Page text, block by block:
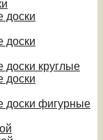
доски
доски
круглые
доски
доски фигурные